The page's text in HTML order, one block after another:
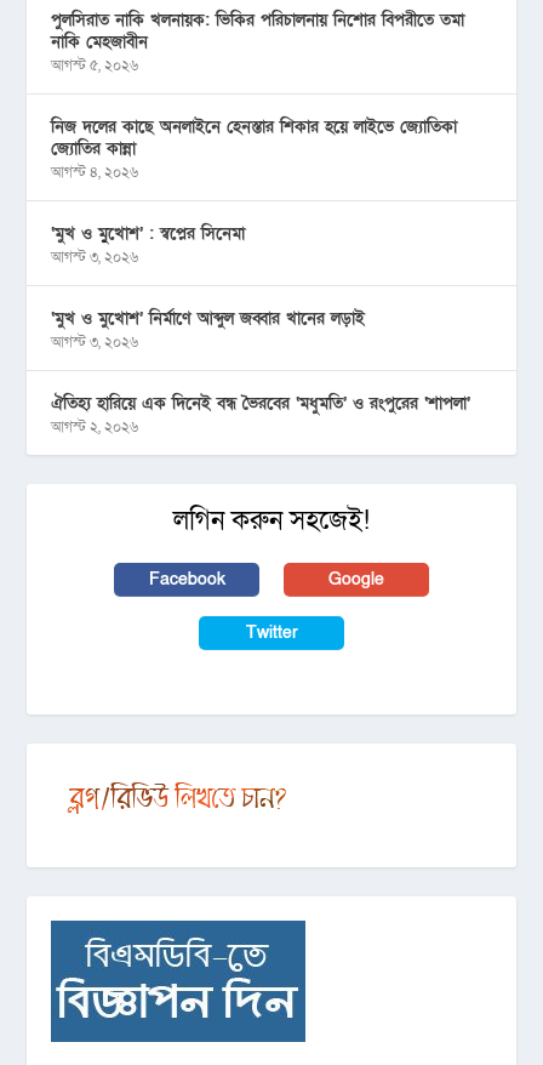
পুলসিরাত নাকি খলনায়ক: ভিকির পরিচালনায় নিশোর বিপরীতে তমা
নাকি মেহজাবীন
আগস্ট ৫, ২০২৬
নিজ দলের কাছে অনলাইনে হেনস্তার শিকার হয়ে লাইভে জ্যোতিকা
জ্যোতির কান্না
আগস্ট ৪, ২০২৬
‘মুখ ও মু্খোশ’ : স্বপ্নের সিনেমা
আগস্ট ৩, ২০২৬
‘মুখ ও মুখোশ’ নির্মাণে আব্দুল জব্বার খানের লড়াই
আগস্ট ৩, ২০২৬
ঐতিহ্য হারিয়ে এক দিনেই বন্ধ ভৈরবের ‘মধুমতি’ ও রংপুরের ‘শাপলা’
আগস্ট ২, ২০২৬
লগিন করুন সহজেই!
Facebook Google
Twitter